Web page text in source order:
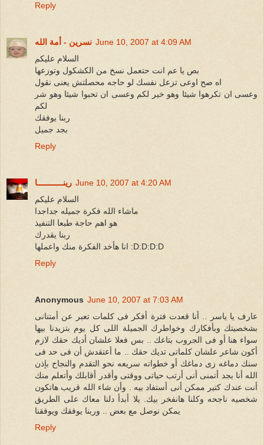
Reply
نسرين - أمة الله June 10, 2007 at 4:09 AM
السلام عليكم
بص يا عم انت حتعمل نسخ من الكشكول وتوزعها
اه صح اوعى تزعل نفسك لو حاجه محصلتش يعنى نقول
وعسى ان تكرهوا شيئا وهو خير لكم وعسى ان تحبوا شيئا وهو شر
لكم
ربنا يوفقك
بجد جميل
Reply
رينـــــــــــا June 10, 2007 at 4:20 AM
السلام عليكم
ماشاء الله فكرة جميله جداجدا
هو اهم حاجة طبعا التنفيذ
ربنا يقدرك
انا هأخد الفكرة منك واعملها :D:D:D:D
Reply
Anonymous June 10, 2007 at 7:03 AM
عارف يا ياسر .. أنا قعدت فترة أفكر فى كلمات تعبر عن أمتنانى
بشخصيتك وبأفكارك وخواطرك الجميلة اللى كل يوم بتزيدنا بيها
سواء هنا أو فى الجروب بتاعك .. بس فعلا علشان أديك حقك لازم
أكون شاعر علشان كلماتى تديك حقك .. ما أعتقدش أن فى حد فى
سنك دماغه زى دماغك أو خطواته سريعه نحو التقدم والنجاح بإذن
الله أنا بجد أتمنى أنى أرتب حياتى ووقتى وأقدر أقابلك وأتعلم منك
أنت عندك كتير ممكن أنى أستفاد بيه . وأن شاء الله قريب هاتكون
شخصيه ناجحه وكلنا هانفخر بيك. يلا أبدأ دلنا معاك على الطريق
يمكن نوصل مع بعض .. وربنا يوفقك ويوفقنا
Reply